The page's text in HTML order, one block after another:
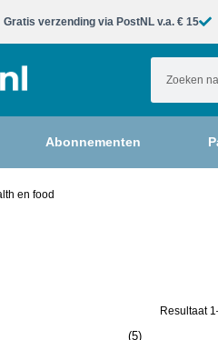
Gratis verzending via PostNL v.a. € 15
Abonnementen
en food
(5)
Resultaat